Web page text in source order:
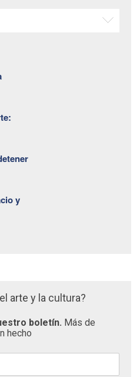
y
arte y la cultura?
boletín. Más de
hecho